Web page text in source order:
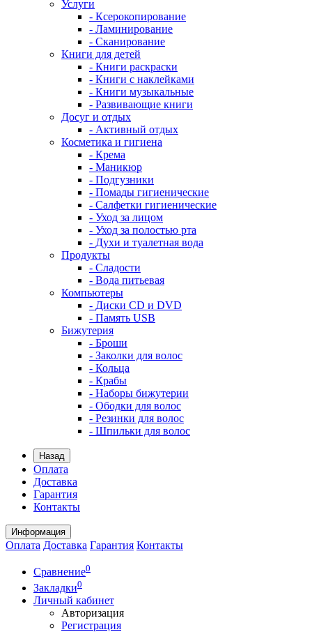
Услуги
- Ксерокопирование
- Ламинирование
- Сканирование
Книги для детей
- Книги раскраски
- Книги с наклейками
- Книги музыкальные
- Развивающие книги
Досуг и отдых
- Активный отдых
Косметика и гигиена
- Крема
- Маникюр
- Подгузники
- Помады гигиенические
- Салфетки гигиенические
- Уход за лицом
- Уход за полостью рта
- Духи и туалетная вода
Продукты
- Сладости
- Вода питьевая
Компьютеры
- Диски CD и DVD
- Память USB
Бижутерия
- Броши
- Заколки для волос
- Кольца
- Крабы
- Наборы бижутерии
- Ободки для волос
- Резинки для волос
- Шпильки для волос
Назад
Оплата
Доставка
Гарантия
Контакты
Информация
Оплата Доставка Гарантия Контакты
Сравнение0
Закладки0
Личный кабинет
Авторизация
Регистрация